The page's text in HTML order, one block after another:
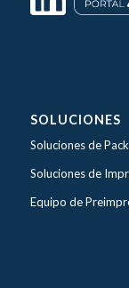
SOLUCIONES
Soluciones de
Soluciones de
Equipo de